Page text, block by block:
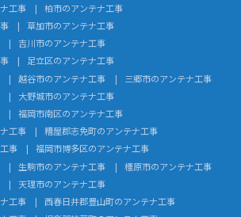
工事
柏市のアンテナ工事
草加市のアンテナ工事
吉川市のアンテナ工事
足立区のアンテナ工事
越谷市のアンテナ工事
三郷市のアンテナ工事
大野城市のアンテナ工事
福岡市南区のアンテナ工事
工事
糟屋郡志免町のアンテナ工事
事
福岡市博多区のアンテナ工事
生駒市のアンテナ工事
橿原市のアンテナ工事
天理市のアンテナ工事
工事
西春日井郡豊山町のアンテナ工事